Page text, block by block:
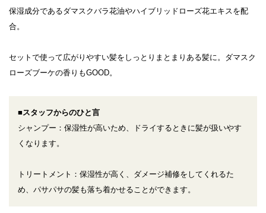
保湿成分であるダマスクバラ花油やハイブリッドローズ花エキスを配
合。
セットで使って広がりやすい髪をしっとりまとまりある髪に。ダマスク
ローズブーケの香りもGOOD。
■スタッフからのひと言
シャンプー：保湿性が高いため、ドライするときに髪が扱いやす
くなります。
トリートメント：保湿性が高く、ダメージ補修をしてくれるた
め、パサパサの髪も落ち着かせることができます。